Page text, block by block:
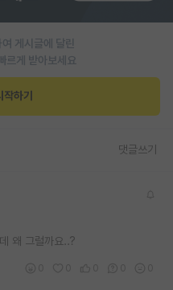
게시글에 달린
르게 받아보세요
하기
댓글쓰기
왜 그럴까요..?